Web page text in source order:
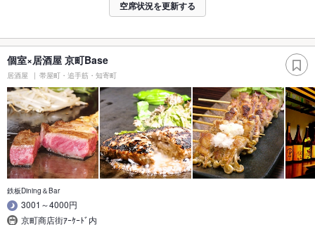
空席状況を更新する
個室×居酒屋 京町Base
居酒屋 帯屋町・追手筋・知寄町
鉄板Dining＆Bar
3001～4000円
京町商店街ｱｰｹｰﾄﾞ内